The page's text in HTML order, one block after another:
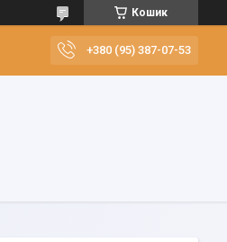
Кошик
+380 (95) 387-07-53